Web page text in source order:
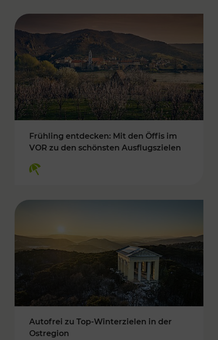
Frühling entdecken: Mit den Öffis im
VOR zu den schönsten Ausflugszielen
Autofrei zu Top-Winterzielen in der
Ostregion